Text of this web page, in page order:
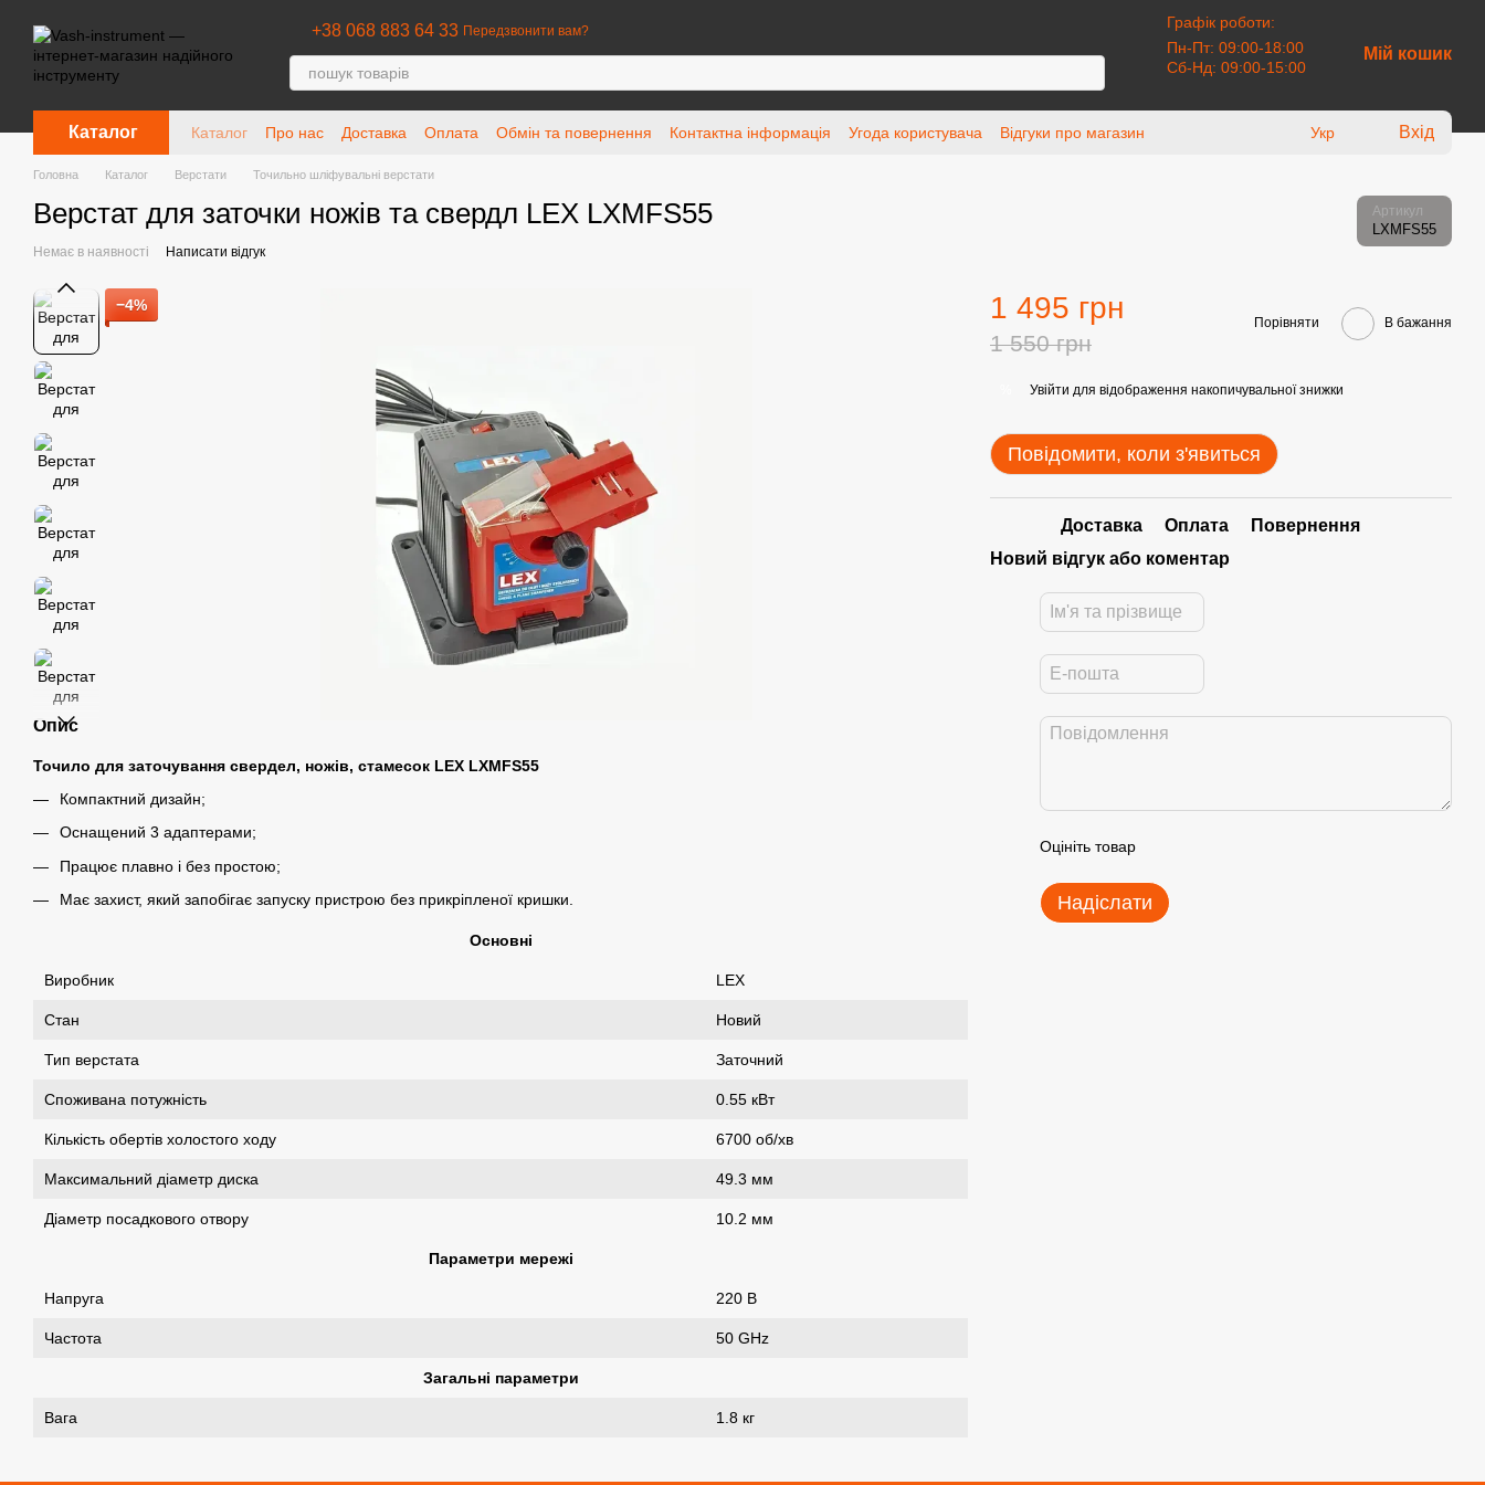
+38 068 883 64 33 Передзвонити вам?
Графік роботи:
Пн-Пт: 09:00-18:00
Сб-Нд: 09:00-15:00
Мій кошик
Каталог Каталог Про нас Доставка Оплата Обмін та повернення Контактна інформація Угода користувача Відгуки про магазин Укр Вхід
Головна Каталог Верстати Точильно шліфувальні верстати
Верстат для заточки ножів та свердл LEX LXMFS55 Артикул
LXMFS55
Немає в наявності Написати відгук
−4%
Опис
Точило для заточування свердел, ножів, стамесок LEX LXMFS55
Компактний дизайн;
Оснащений 3 адаптерами;
Працює плавно і без простою;
Має захист, який запобігає запуску пристрою без прикріпленої кришки.
Основні
Виробник LEX
Стан Новий
Тип верстата Заточний
Споживана потужність 0.55 кВт
Кількість обертів холостого ходу 6700 об/хв
Максимальний діаметр диска 49.3 мм
Діаметр посадкового отвору 10.2 мм
Параметри мережі
Напруга 220 В
Частота 50 GHz
Загальні параметри
Вага 1.8 кг
1 495 грн
1 550 грн
Порівняти В бажання
Увійти для відображення накопичувальної знижки
Повідомити, коли з'явиться
Доставка Оплата
Повернення
Новий відгук або коментар
Оцініть товар
Надіслати